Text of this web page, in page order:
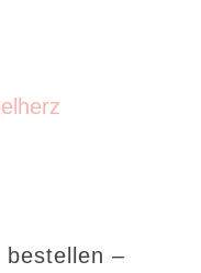
bestellen –